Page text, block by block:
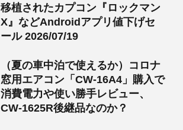
移植されたカプコン『ロックマン
X』などAndroidアプリ値下げセ
ール 2026/07/19
（夏の車中泊で使えるか）コロナ
窓用エアコン「CW-16A4」購入で
消費電力や使い勝手レビュー、
CW-1625R後継品なのか？